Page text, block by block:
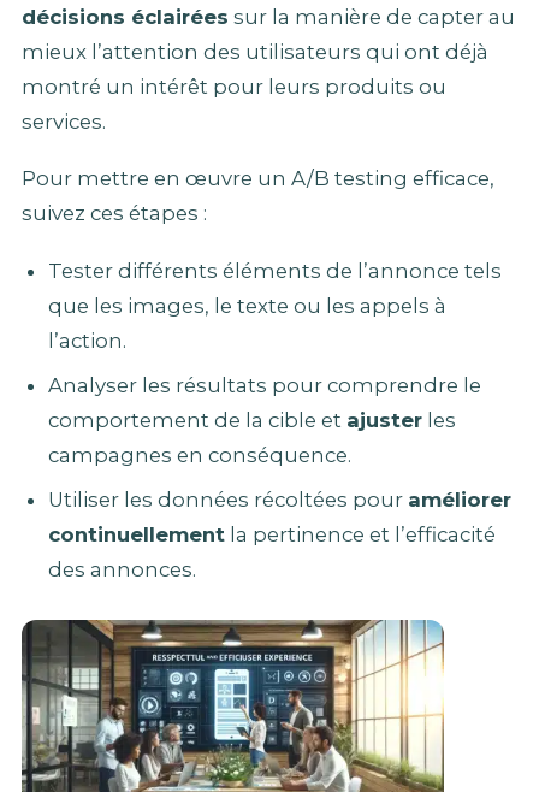
décisions éclairées sur la manière de capter au
mieux l’attention des utilisateurs qui ont déjà
montré un intérêt pour leurs produits ou
services.
Pour mettre en œuvre un A/B testing efficace,
suivez ces étapes :
Tester différents éléments de l’annonce tels
que les images, le texte ou les appels à
l’action.
Analyser les résultats pour comprendre le
comportement de la cible et ajusterles
campagnes en conséquence.
Utiliser les données récoltées pour améliorer
continuellementla pertinence et l’efficacité
des annonces.